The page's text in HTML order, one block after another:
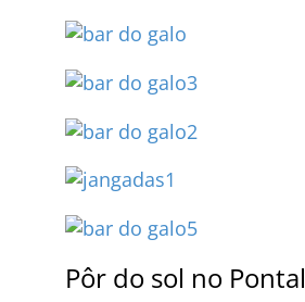
Pôr do sol no Pontal